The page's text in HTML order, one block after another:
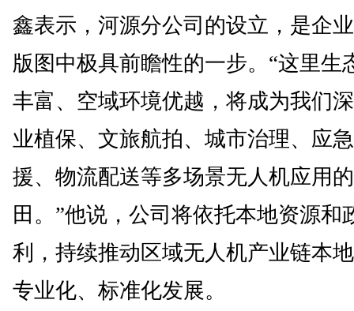
鑫表示，河源分公司的设立，是企
版图中极具前瞻性的一步。“这里生
丰富、空域环境优越，将成为我们
业植保、文旅航拍、城市治理、应
援、物流配送等多场景无人机应用
田。”他说，公司将依托本地资源和
利，持续推动区域无人机产业链本
专业化、标准化发展。